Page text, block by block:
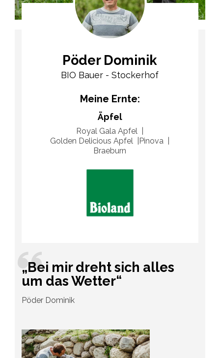
Pöder Dominik
BIO Bauer - Stockerhof
Meine Ernte:
Äpfel
Royal Gala Apfel
Golden Delicious Apfel
Pinova
Braeburn
„Bei mir dreht sich alles
um das Wetter“
Pöder Dominik